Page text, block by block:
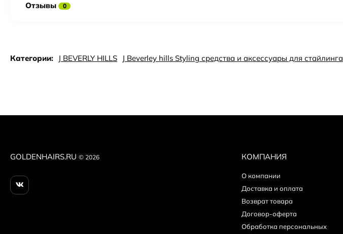
Отзывы 0
Категории: J BEVERLY HILLS J Beverley hills Styling средства и аксессуары для стайлинга
GOLDENHAIRS.RU © 2026 КОМПАНИЯ
О компании
Доставка и оплата
Возврат товара
Договор-оферта
Обработка персональных